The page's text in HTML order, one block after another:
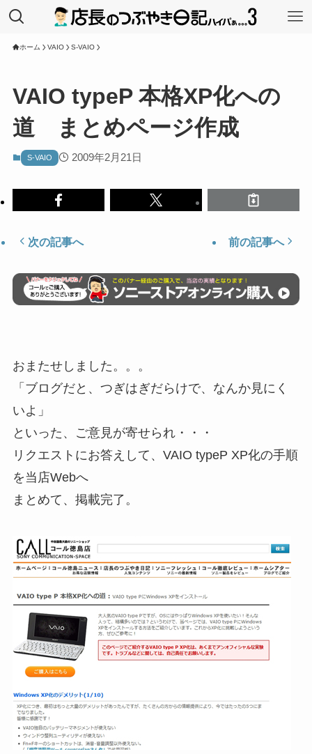
ホーム VAIO S-VAIO
VAIO typeP 本格XP化への
道 まとめページ作成
S-VAIO 2009年2月21日
次の記事へ 前の記事へ
おまたせしました。。。
「ブログだと、つぎはぎだらけで、なんか見にく
いよ」
といった、ご意見が寄せられ・・・
リクエストにお答えして、VAIO typeP XP化の手順
を当店Webへ
まとめて、掲載完了。